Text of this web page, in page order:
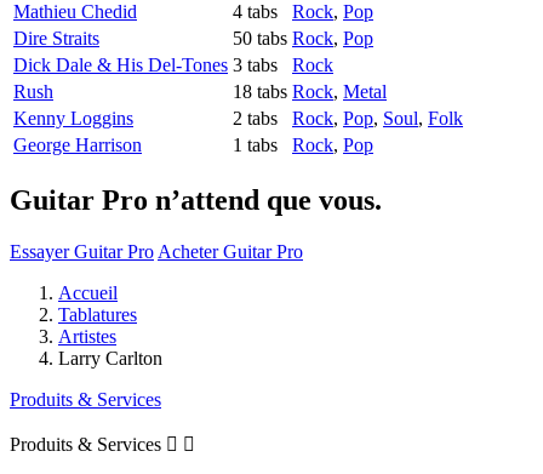
Mathieu Chedid
4 tabs Rock, Pop
Dire Straits
50 tabs Rock, Pop
Dick Dale & His Del-Tones 3 tabs
Rock
Rush
18 tabs Rock, Metal
Kenny Loggins
2 tabs Rock, Pop, Soul, Folk
George Harrison
1 tabs Rock, Pop
Guitar Pro n’attend que vous.
Essayer Guitar Pro Acheter Guitar Pro
Accueil
Tablatures
Artistes
Larry Carlton
Produits & Services
Produits & Services  